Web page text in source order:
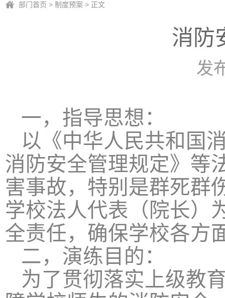
部门首页 > 制度预案 > 正文
消防
发
一，指导思想：
以《中华人民共和国
消防安全管理规定》等
害事故，特别是群死群
学校法人代表（院长）
全责任，确保学校各方
二，演练目的：
为了贯彻落实上级教